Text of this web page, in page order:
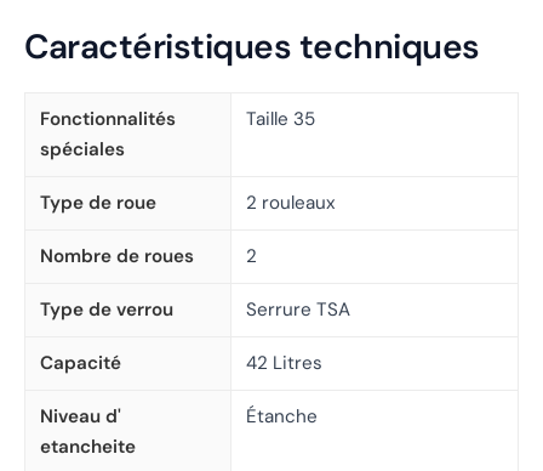
Caractéristiques techniques
Fonctionnalités
spéciales
Taille 35
Type de roue 2 rouleaux
Nombre de roues 2
Type de verrou Serrure TSA
Capacité 42 Litres
Niveau d'
etancheite
Étanche